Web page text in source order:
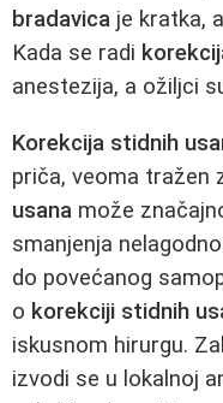
bradavica je kratka,
Kada se radi
anestezija, a ožiljci
Korekcija stidnih
priča, veoma tražen
usana može
smanjenja
do povećanog
o korekciji stidnih
iskusnom hirurgu.
izvodi se u lokalnoj